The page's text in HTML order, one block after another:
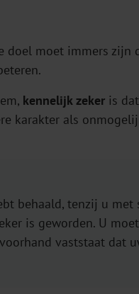
doel moet immers zijn
kennelijk zeker is
karakter als
behaald, tenzij u met
is geworden. U
vaststaat dat